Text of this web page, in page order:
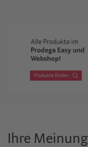
Ihre